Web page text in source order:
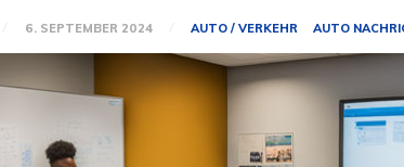
6. SEPTEMBER 2024 AUTO / VERKEHR AUTO